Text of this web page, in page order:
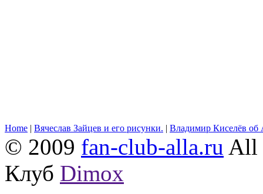
Home | Вячеслав Зайцев и его рисунки. | Владимир Киселёв об
© 2009 fan-club-alla.ru All
Клуб Dimox